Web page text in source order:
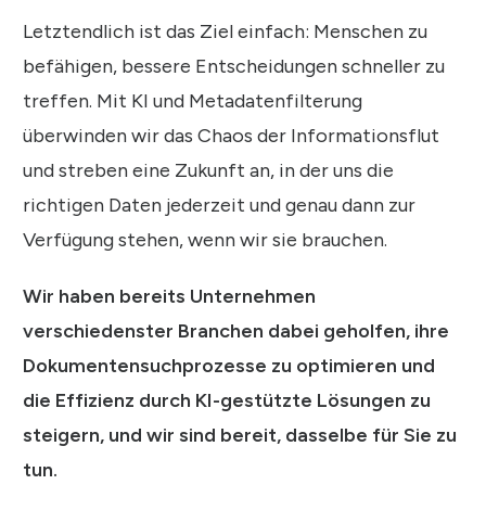
Letztendlich ist das Ziel einfach: Menschen zu
befähigen, bessere Entscheidungen schneller zu
treffen. Mit KI und Metadatenfilterung
überwinden wir das Chaos der Informationsflut
und streben eine Zukunft an, in der uns die
richtigen Daten jederzeit und genau dann zur
Verfügung stehen, wenn wir sie brauchen.
Wir haben bereits Unternehmen
verschiedenster Branchen dabei geholfen, ihre
Dokumentensuchprozesse zu optimieren und
die Effizienz durch KI-gestützte Lösungen zu
steigern, und wir sind bereit, dasselbe für Sie zu
tun.